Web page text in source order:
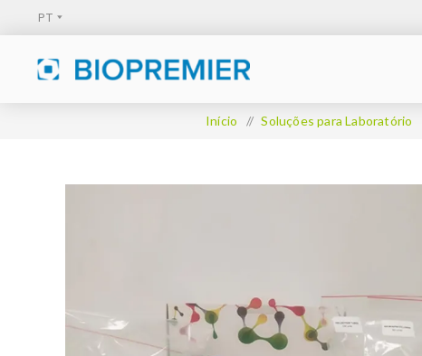
Início / Soluções para Laboratório